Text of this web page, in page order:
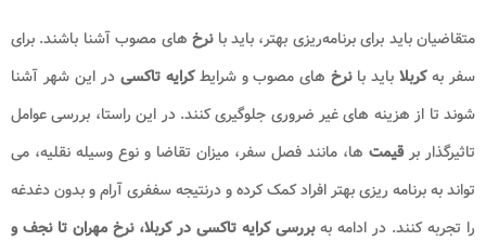
متقاضیان باید برای برنامه‌ریزی بهتر، باید بانرخ‌ های مصوب آشنا باشند. برای
سفر بهکربلا باید بانرخهای مصوب و شرایطکرایه تاکسی در این شهر آشنا
شوند تا از هزینه های غیر ضروری جلوگیری کنند. در این راستا، بررسی عوامل
تاثیرگذار برقیمت ها، مانند فصل سفر، میزان تقاضا و نوع وسیله نقلیه، می
تواند به برنامه ریزی بهتر افراد کمک کرده و درنتیجه سففری آرام و بدون دغدغه
را تجربه کنند. در ادامه بهبررسی کرایه تاکسی در کربلا، نرخ مهران تا نجف و